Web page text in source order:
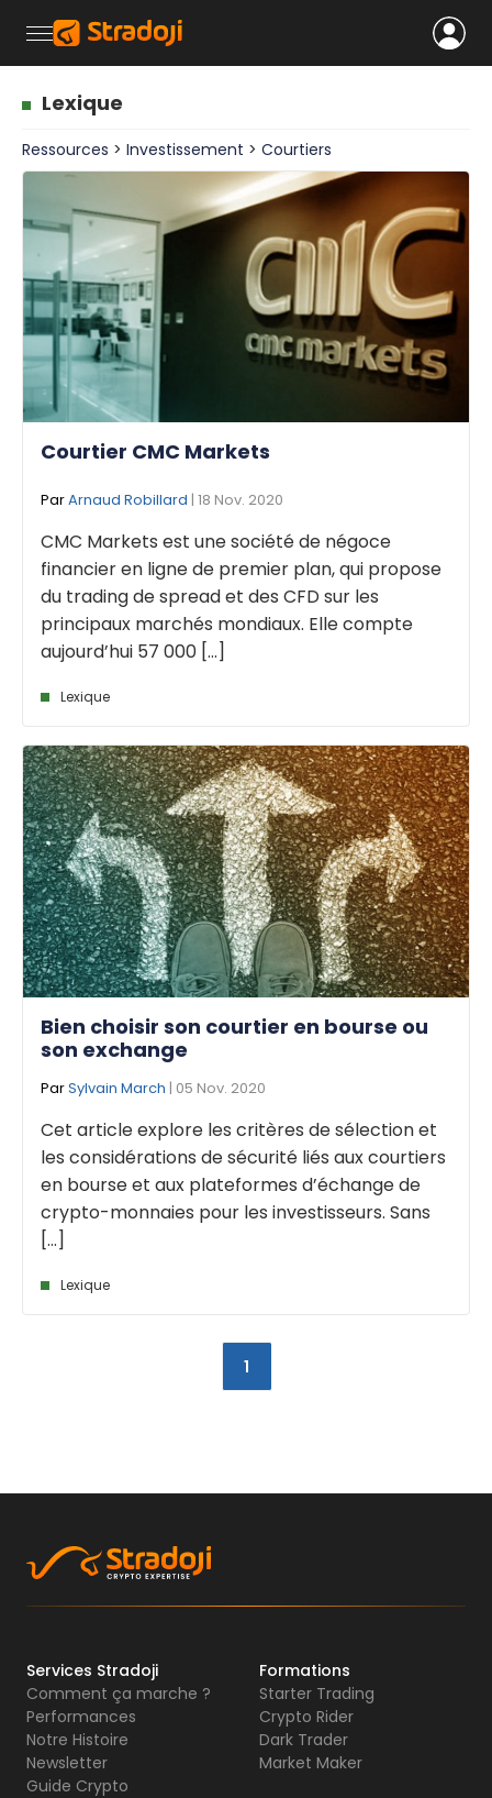
Lexique
Ressources > Investissement > Courtiers
Courtier CMC Markets
ParArnaud Robillard | 18 Nov. 2020
CMC Markets est une société de négoce
financier en ligne de premier plan, qui propose
du trading de spread et des CFD sur les
principaux marchés mondiaux. Elle compte
aujourd’hui 57 000 [...]
Lexique
Bien choisir son courtier en bourse ou
son exchange
ParSylvain March | 05 Nov. 2020
Cet article explore les critères de sélection et
les considérations de sécurité liés aux courtiers
en bourse et aux plateformes d’échange de
crypto-monnaies pour les investisseurs. Sans
[...]
Lexique
1
Services Stradoji
Comment ça marche ?
Performances
Notre Histoire
Newsletter
Guide Crypto
Formations
Starter Trading
Crypto Rider
Dark Trader
Market Maker